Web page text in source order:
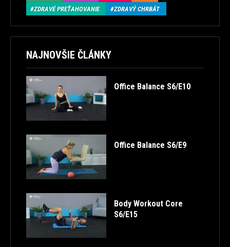
ZDRAVÉ PREŤAHOVANIE
ZDRAVÝ CHRBÁT
NAJNOVŠIE ČLÁNKY
Office Balance S6/E10
Office Balance S6/E9
Body Workout Core
S6/E15